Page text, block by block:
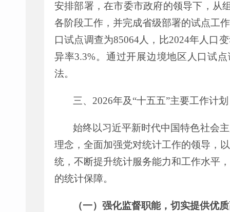
安排部署，在市委市政府的领导下，从
各阶段工作，并完成省级部署的试点工
口试点调查为85064人，比2024年人口
异率3.3%。通过开展边境地区人口试
法。
三、 2026年及“十五五”主要工作计划
始终以习近平新时代中国特色社会
理念，全面加强党对统计工作的领导，
统，不断提升统计服务能力和工作水平
的统计保障。
（一）强化监督职能，切实提供优